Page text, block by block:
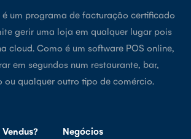
é um programa de facturação certificado
gerir uma loja em qualquer lugar pois
cloud. Como é um software POS online,
em segundos num restaurante, bar,
ou qualquer outro tipo de comércio.
Negócios